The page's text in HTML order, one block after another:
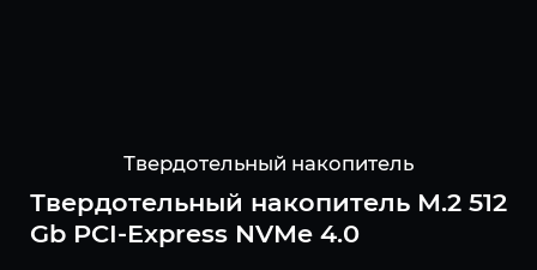
Твердотельный накопитель
Твердотельный накопитель M.2 512
Gb PCI-Express NVMe 4.0